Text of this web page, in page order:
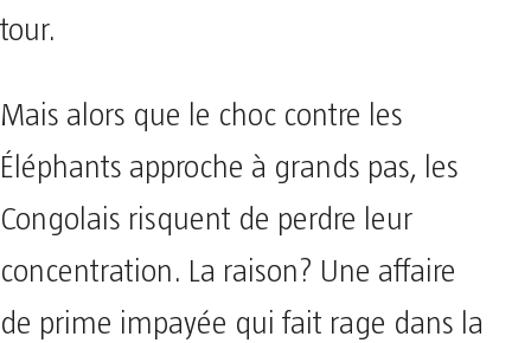
tour.
Mais alors que le choc contre les
Éléphants approche à grands pas, les
Congolais risquent de perdre leur
concentration. La raison? Une affaire
de prime impayée qui fait rage dans la